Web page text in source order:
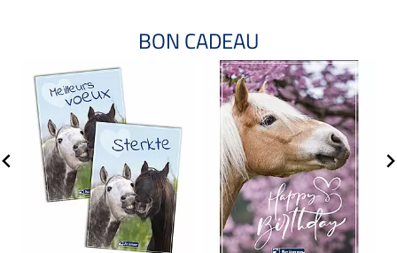
BON CADEAU